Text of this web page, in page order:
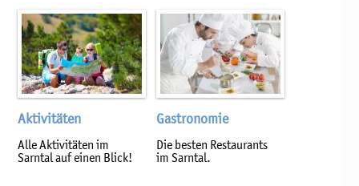
Aktivitäten
Alle Aktivitäten im
Sarntal auf einen Blick!
Gastronomie
Die besten Restaurants
im Sarntal.